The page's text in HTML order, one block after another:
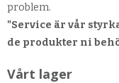
problem.
"Service är vår
de produkter ni
Vårt lager